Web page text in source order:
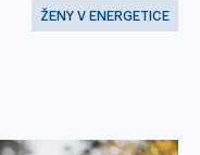
ŽENY V ENERGETICE